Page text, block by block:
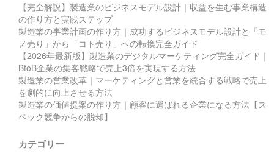
【完全解説】製造業のビジネスモデル設計｜収益を生む事業構造
の作り方と実践ステップ
製造業の事業計画の作り方｜成功するビジネスモデル設計と「モ
ノ売り」から「コト売り」への転換完全ガイド
【2026年最新版】製造業のデジタルマーケティング完全ガイド｜
BtoB企業の集客戦略で売上3倍を実現する方法
製造業の営業改革｜マーケティングと営業を統合する戦略で売上
を劇的に向上させる方法
製造業の価値提案の作り方｜顧客に選ばれる企業になる方法【ス
ペック競争からの脱却】
カテゴリー